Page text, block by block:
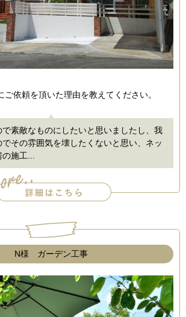
ご依頼を頂いた理由を教えてください。
素敵なものにしたいと思いましたし、我
その雰囲気を壊したくないと思い、ネッ
施工...
N様 ガーデン工事